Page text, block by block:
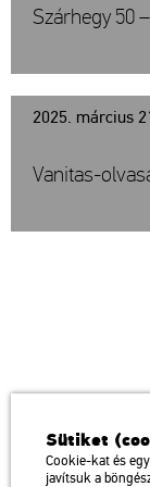
Szárhegy 50
2025. március
Vanitas-
a Magyar Művészeti
1146 Budapest,
Sütiket
Cookie-kat és
javítsuk a